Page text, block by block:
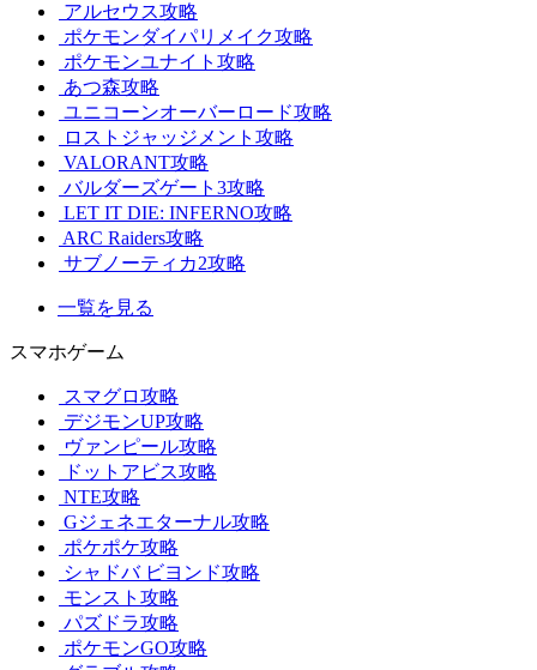
アルセウス攻略
ポケモンダイパリメイク攻略
ポケモンユナイト攻略
あつ森攻略
ユニコーンオーバーロード攻略
ロストジャッジメント攻略
VALORANT攻略
バルダーズゲート3攻略
LET IT DIE: INFERNO攻略
ARC Raiders攻略
サブノーティカ2攻略
一覧を見る
スマホゲーム
スマグロ攻略
デジモンUP攻略
ヴァンピール攻略
ドットアビス攻略
NTE攻略
Gジェネエターナル攻略
ポケポケ攻略
シャドバ ビヨンド攻略
モンスト攻略
パズドラ攻略
ポケモンGO攻略